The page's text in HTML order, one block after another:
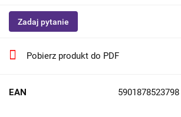
Zadaj pytanie
Pobierz produkt do PDF
EAN 5901878523798